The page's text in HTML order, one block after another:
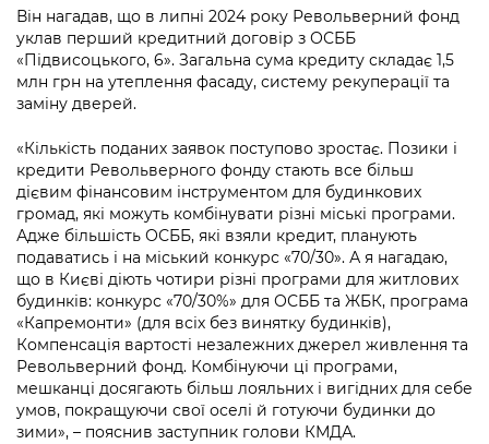
Річні звіти
Гендерна політика
Безбар'єрність
Київська міська військова адміністрація
Портал послуг
Міський застосунок Київ Цифровий
Публічні дашборди
Він нагадав, що в липні 2024 року Револьверний фонд
уклав перший кредитний договір з ОСББ
«Підвисоцького, 6». Загальна сума кредиту складає 1,5
млн грн на утеплення фасаду, систему рекуперації та
заміну дверей.
«Кількість поданих заявок поступово зростає. Позики і
кредити Револьверного фонду стають все більш
дієвим фінансовим інструментом для будинкових
громад, які можуть комбінувати різні міські програми.
Адже більшість ОСББ, які взяли кредит, планують
подаватись і на міський конкурс «70/30». А я нагадаю,
що в Києві діють чотири різні програми для житлових
будинків: конкурс «70/30%» для ОСББ та ЖБК, програма
«Капремонти» (для всіх без винятку будинків),
Компенсація вартості незалежних джерел живлення та
Револьверний фонд. Комбінуючи ці програми,
мешканці досягають більш лояльних і вигідних для себе
умов, покращуючи свої оселі й готуючи будинки до
зими», – пояснив заступник голови КМДА.